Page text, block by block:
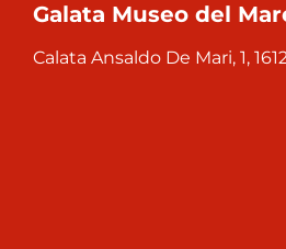
Galata Museo del
Calata Ansaldo De Mari, 1,